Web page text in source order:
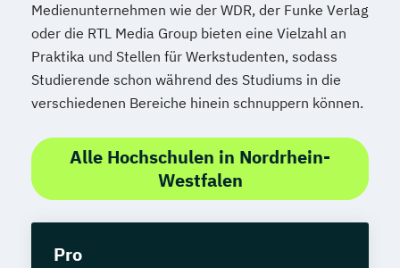
Medienunternehmen wie der WDR, der Funke Verlag
oder die RTL Media Group bieten eine Vielzahl an
Praktika und Stellen für Werkstudenten, sodass
Studierende schon während des Studiums in die
verschiedenen Bereiche hinein schnuppern können.
Alle Hochschulen in Nordrhein-
Westfalen
Pro